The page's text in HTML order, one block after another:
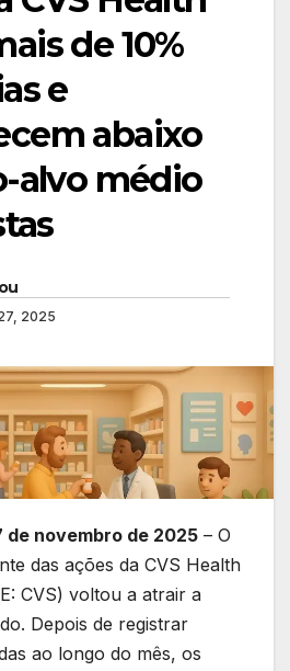
de 10%
e
abaixo
alvo médio
2025
de novembro de 2025 – O
das ações da CVS Health
CVS) voltou a atrair a
Depois de registrar
ao longo do mês, os